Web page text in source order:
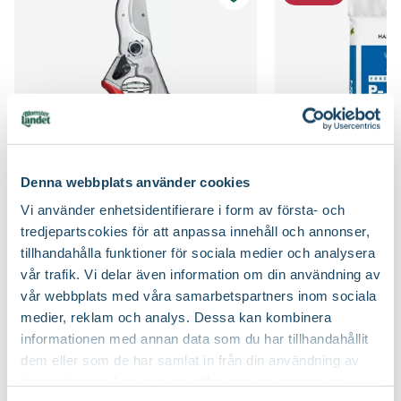
Denna webbplats använder cookies
Vi använder enhetsidentifierare i form av första- och
tredjepartscokies för att anpassa innehåll och annonser,
tillhandahålla funktioner för sociala medier och analysera
vår trafik. Vi delar även information om din användning av
vår webbplats med våra samarbetspartners inom sociala
medier, reklam och analys. Dessa kan kombinera
informationen med annan data som du har tillhandahållit
dem eller som de har samlat in från din användning av
Kvalitet - typ av planta Buskplanta
Växtsätt
Blomningstid Maj, Juni, Augusti, September
Utmärkande egenskaper
För pollinatörer, Höstfärg,
Remonterande
Ursprung Manchuriet, Korea, Japan
Art nr 263907
Planteringsavstånd (cc)
Fuktig jord, Näringsrik jord, Väldränerad jord
Näring
Beskärningssätt Gallra ut äldre grenar på olika höjder
Beskärningstid Juli-september (JAS-perioden), På hösten, På
vårvintern
Felco
579:-
Välj butik
Online
Slut i lager
Till Produkten
till Sekatör Felco 4 produktsida
Hasselfors Garden
8990
Välj butik
Online